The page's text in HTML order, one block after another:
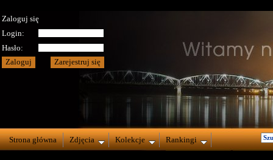
Zaloguj się
Login:
Hasło:
Strona główna Zdjęcia Kolekcje Rankingi